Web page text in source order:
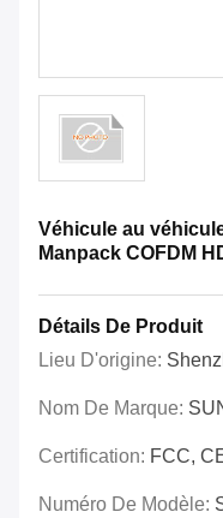
Véhicule au
Manpack COFDM
Détails De Produit
Lieu D'origine:
Nom De Marque:
Certification: FCC,
Numéro De Modèle: